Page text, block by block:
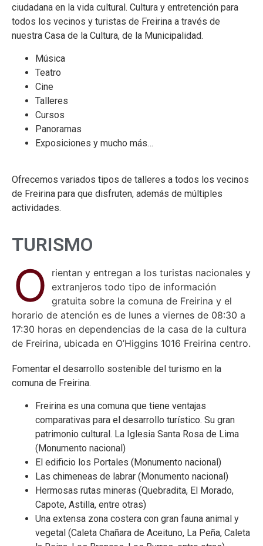
ciudadana en la vida cultural. Cultura y entretención para
todos los vecinos y turistas de Freirina a través de
nuestra Casa de la Cultura, de la Municipalidad.
Música
Teatro
Cine
Talleres
Cursos
Panoramas
Exposiciones y mucho más…
Ofrecemos variados tipos de talleres a todos los vecinos
de Freirina para que disfruten, además de múltiples
actividades.
TURISMO
O
rientan y entregan a los turistas nacionales y
extranjeros todo tipo de información
gratuita sobre la comuna de Freirina y el
horario de atención es de lunes a viernes de 08:30 a
17:30 horas en dependencias de la casa de la cultura
de Freirina, ubicada en O’Higgins 1016 Freirina centro.
Fomentar el desarrollo sostenible del turismo en la
comuna de Freirina.
Freirina es una comuna que tiene ventajas
comparativas para el desarrollo turístico. Su gran
patrimonio cultural. La Iglesia Santa Rosa de Lima
(Monumento nacional)
El edificio los Portales (Monumento nacional)
Las chimeneas de labrar (Monumento nacional)
Hermosas rutas mineras (Quebradita, El Morado,
Capote, Astilla, entre otras)
Una extensa zona costera con gran fauna animal y
vegetal (Caleta Chañara de Aceituno, La Peña, Caleta